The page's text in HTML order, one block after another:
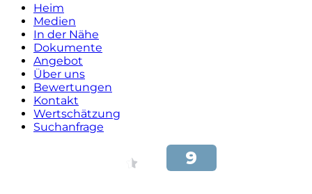
Heim
Medien
In der Nähe
Dokumente
Angebot
Über uns
Bewertungen
Kontakt
Wertschätzung
Suchanfrage